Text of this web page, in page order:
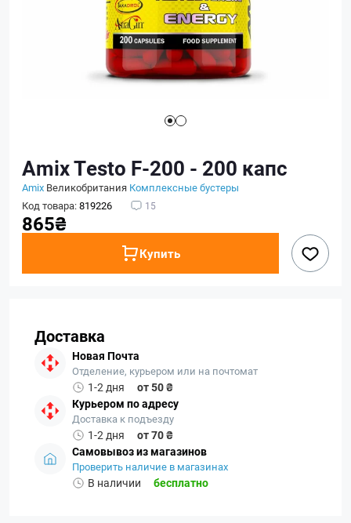
Amix Testo F-200 - 200 капс
Amix Великобритания Комплексные бустеры
Код товара:819226 15
865₴
Купить
Доставка
Новая Почта
Отделение, курьером или на почтомат
1-2 дня
от 50 ₴
Курьером по адресу
Доставка к подъезду
1-2 дня
от 70 ₴
Самовывоз из магазинов
Проверить наличие в магазинах
В наличии бесплатно